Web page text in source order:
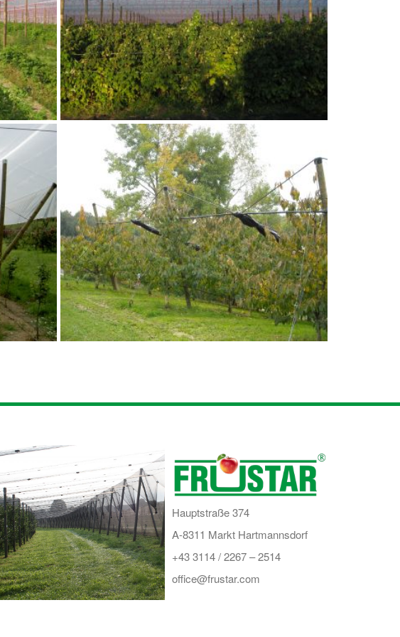
Hauptstraße 374
A-8311 Markt Hartmannsdorf
+43 3114 / 2267 – 2514
office@frustar.com